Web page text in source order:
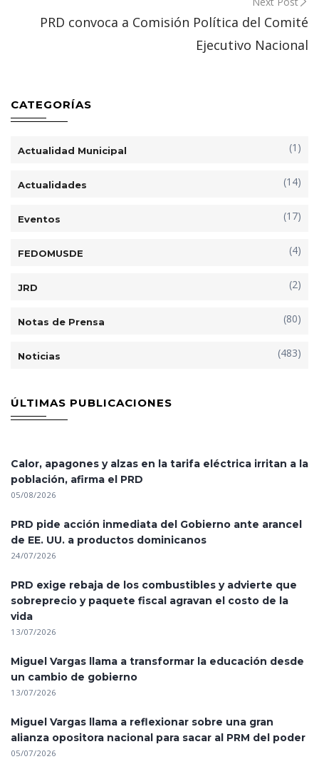
PRD convoca a Comisión Política del Comité
Ejecutivo Nacional
CATEGORÍAS
Actualidad Municipal (1)
Actualidades (14)
Eventos (17)
FEDOMUSDE (4)
JRD (2)
Notas de Prensa (80)
Noticias (483)
ÚLTIMAS PUBLICACIONES
Calor, apagones y alzas en la tarifa eléctrica irritan a la
población, afirma el PRD
05/08/2026
PRD pide acción inmediata del Gobierno ante arancel
de EE. UU. a productos dominicanos
24/07/2026
PRD exige rebaja de los combustibles y advierte que
sobreprecio y paquete fiscal agravan el costo de la
vida
13/07/2026
Miguel Vargas llama a transformar la educación desde
un cambio de gobierno
13/07/2026
Miguel Vargas llama a reflexionar sobre una gran
alianza opositora nacional para sacar al PRM del poder
05/07/2026